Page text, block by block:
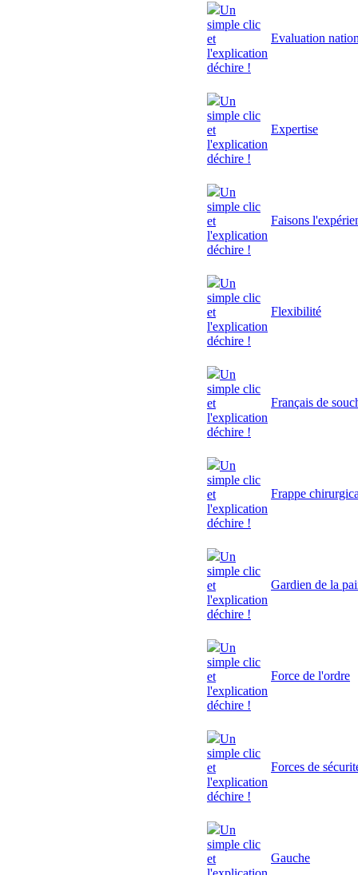
Un
simple clic
et
l'explication
déchire !
Evaluation
Un
simple clic
et
l'explication
déchire !
Expertise
Un
simple clic
et
l'explication
déchire !
Faisons
Un
simple clic
et
l'explication
déchire !
Flexibilité
Un
simple clic
et
l'explication
déchire !
Français de
Un
simple clic
et
l'explication
déchire !
Frappe
Un
simple clic
et
l'explication
déchire !
Gardien de la
Un
simple clic
et
l'explication
déchire !
Force de l'ordre
Un
simple clic
et
l'explication
déchire !
Forces de
Un
simple clic
et
Gauche